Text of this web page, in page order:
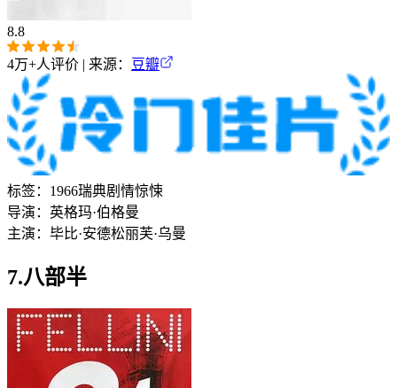
8.8
4万+人评价 | 来源： 豆瓣
标签： 1966瑞典剧情惊悚
导演： 英格玛·伯格曼
主演： 毕比·安德松丽芙·乌曼
7.八部半